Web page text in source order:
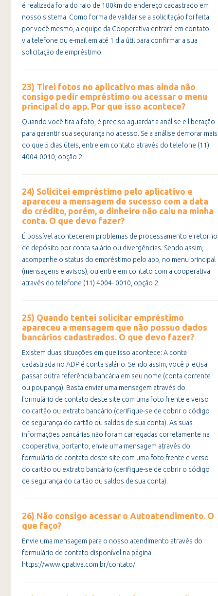
é realizada fora do raio de 100km do endereço cadastrado em
nosso sistema. Como forma de validar se a solicitação foi feita
por você mesmo, a equipe da Cooperativa entrará em contato
via telefone ou e-mail em até 1 dia útil para confirmar a sua
solicitação de empréstimo.
23) Tirei fotos no aplicativo mas ainda não
consigo pedir empréstimo ou acessar o menu
principal do app. Por que isso acontece?
Quando você tira a foto, é preciso aguardar a análise e liberação
para garantir sua segurança no acesso. Se a análise demorar mais
do que 5 dias úteis, entre em contato através do telefone (11)
4004-0010, opção 2.
24) Solicitei empréstimo pelo aplicativo e
apareceu a mensagem de sucesso com a data
do crédito, porém, o dinheiro não caiu na minha
conta. O que devo fazer?
É possível acontecerem problemas de processamento e retorno
de depósito por conta salário ou divergências. Sendo assim,
acompanhe o status do empréstimo pelo app, no menu principal
(mensagens e avisos), ou entre em contato com a cooperativa
através do telefone (11) 4004- 0010, opção 2
25) Quando tentei solicitar empréstimo
apareceu a mensagem que não possuo dados
bancários cadastrados. O que devo fazer?
Existem duas situações em que isso acontece: A conta
cadastrada no ADP é conta salário. Sendo assim, você precisa
passar outra referência bancária em seu nome (conta corrente
ou poupança). Basta enviar uma mensagem através do
formulário de contato deste site com uma foto frente e verso
do cartão ou extrato bancário (cerifique-se de cobrir o código
de segurança do cartão ou saldos de sua conta). As suas
informações bancárias não foram carregadas corretamente na
cooperativa, portanto, envie uma mensagem através do
formulário de contato deste site com uma foto frente e verso
do cartão ou extrato bancário (cerifique-se de cobrir o código
de segurança do cartão ou saldos de sua conta).
26) Não consigo acessar o Autoatendimento. O
que faço?
Envie uma mensagem para o nosso atendimento através do
formulário de contato disponível na página
https://www.gpativa.com.br/contato/